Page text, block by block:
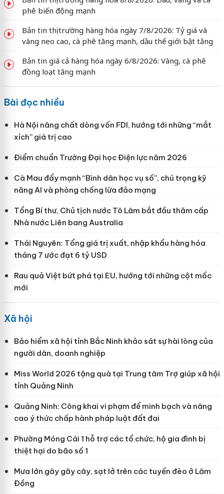
phê biến động mạnh
Bản tin thị trường hàng hóa ngày 7/8/2026: Tỷ giá và
vàng neo cao, cà phê tăng mạnh, dầu thế giới bật tăng
Bản tin giá cả hàng hóa ngày 6/8/2026: Vàng, cà phê
đồng loạt tăng mạnh
Bài đọc nhiều
Hà Nội nâng chất dòng vốn FDI, hướng tới những “mắt
xích” giá trị cao
Điểm chuẩn Trường Đại học Điện lực năm 2026
Cà Mau đẩy mạnh “Bình dân học vụ số”, chú trọng kỹ
năng AI và phòng chống lừa đảo mạng
Tổng Bí thư, Chủ tịch nước Tô Lâm bắt đầu thăm cấp
Nhà nước Liên bang Australia
Thái Nguyên: Tổng giá trị xuất, nhập khẩu hàng hóa
tháng 7 ước đạt 6 tỷ USD
Rau quả Việt bứt phá tại EU, hướng tới những cột mốc
mới
Xã hội
Bảo hiểm xã hội tỉnh Bắc Ninh khảo sát sự hài lòng của
người dân, doanh nghiệp
Miss World 2026 tặng quà tại Trung tâm Trợ giúp xã hội
tỉnh Quảng Ninh
Quảng Ninh: Công khai vi phạm để minh bạch và nâng
cao ý thức chấp hành pháp luật đất đai
Phường Móng Cái 1 hỗ trợ các tổ chức, hộ gia đình bị
thiệt hại do bão số 1
Mưa lớn gây gãy cây, sạt lở trên các tuyến đèo ở Lâm
Đồng